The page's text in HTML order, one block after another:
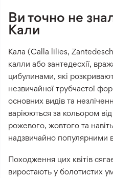
Ви точно не
Кали
Кала (Calla lilies,
калли або зантедесхії,
цибулинами, які
незвичайної трубчастої
основних видів та
варіюються за кольором
рожевого, жовтого та
надзвичайно популярними
Походження цих квітів
виростають у болотистих